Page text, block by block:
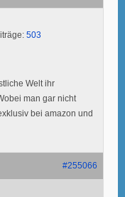
503
Welt ihr
man gar nicht
bei amazon und
#255066